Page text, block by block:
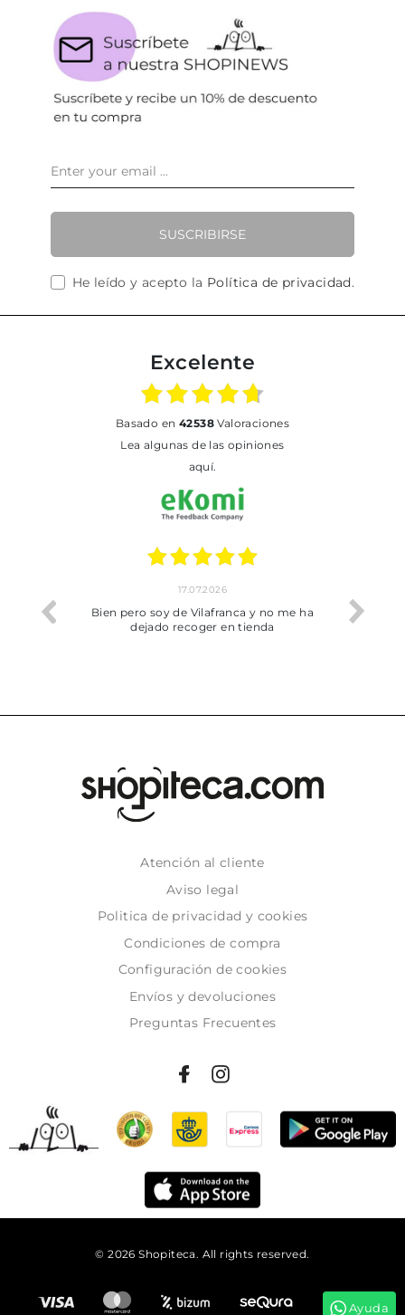
SUSCRIBIRSE
He leído y acepto la Política de privacidad.
Excelente
basado en 42538Valoraciones
Lea algunas de las opiniones
aquí.
trobat
17.07.2026
Bien pero soy de Vilafranca y no me ha
dejado recoger en tienda
Atención al cliente
Aviso legal
Politica de privacidad y cookies
Condiciones de compra
Configuración de cookies
Envíos y devoluciones
Preguntas Frecuentes
© 2026 Shopiteca. All rights reserved.
Ayuda